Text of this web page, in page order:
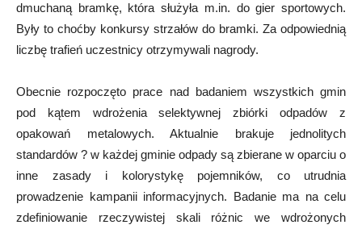
dmuchaną bramkę, która służyła m.in. do gier sportowych.
Były to choćby konkursy strzałów do bramki. Za odpowiednią
liczbę trafień uczestnicy otrzymywali nagrody.
Obecnie rozpoczęto prace nad badaniem wszystkich gmin
pod kątem wdrożenia selektywnej zbiórki odpadów z
opakowań metalowych. Aktualnie brakuje jednolitych
standardów ? w każdej gminie odpady są zbierane w oparciu o
inne zasady i kolorystykę pojemników, co utrudnia
prowadzenie kampanii informacyjnych. Badanie ma na celu
zdefiniowanie rzeczywistej skali różnic we wdrożonych